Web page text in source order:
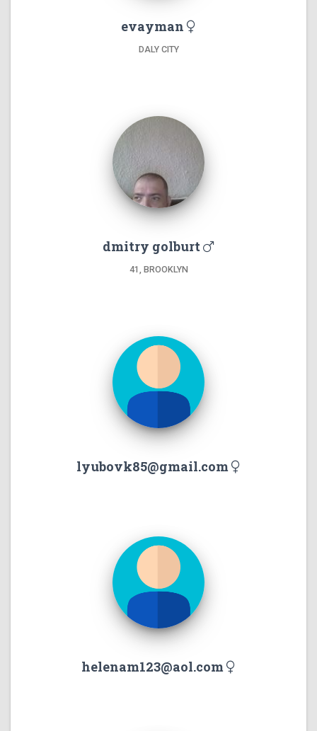
evayman
DALY CITY
dmitry golburt
41, BROOKLYN
lyubovk85@gmail.com
helenam123@aol.com